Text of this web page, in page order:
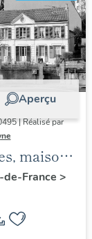
Aperçu
| Réalisé par
maisons,
France >